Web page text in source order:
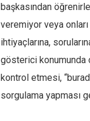
başkasından
veremiyor veya
ihtiyaçlarına,
gösterici konumunda
kontrol etmesi,
sorgulama yapması